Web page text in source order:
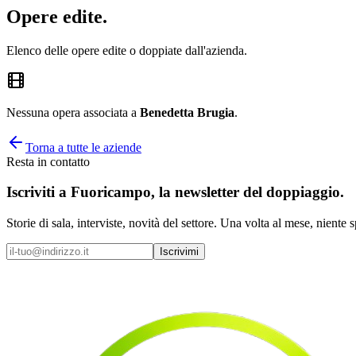
Opere edite.
Elenco delle opere edite o doppiate dall'azienda.
Nessuna opera associata a Benedetta Brugia.
Torna a tutte le aziende
Resta in contatto
Iscriviti a Fuoricampo, la newsletter del doppiaggio.
Storie di sala, interviste, novità del settore. Una volta al mese, niente
Iscrivimi